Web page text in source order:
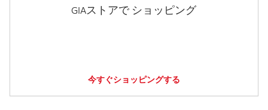
GIAストアで ショッピング
今すぐショッピングする